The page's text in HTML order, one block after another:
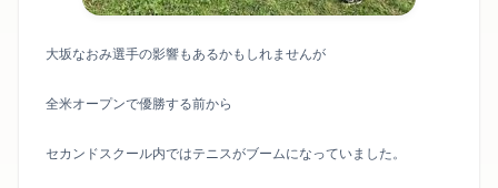
大坂なおみ選手の影響もあるかもしれませんが
全米オープンで優勝する前から
セカンドスクール内ではテニスがブームになっていました。